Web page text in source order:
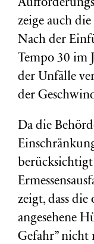
zeige auch
Nach der
Tempo 30 im
der Unfälle
der
Da die
berücksichtigt
zeigt, dass
angesehene
Gefahr” nicht